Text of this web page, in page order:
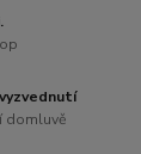
domluvě